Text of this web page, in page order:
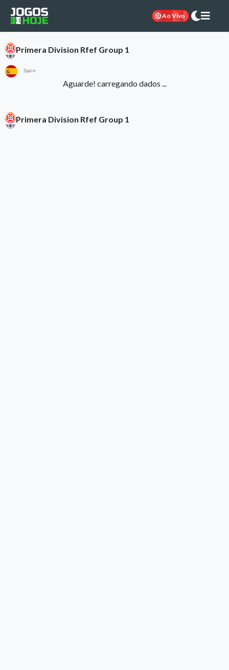
Ao Vivo
Primera Division Rfef Group 1
Spain
Aguarde! carregando dados ...
Primera Division Rfef Group 1